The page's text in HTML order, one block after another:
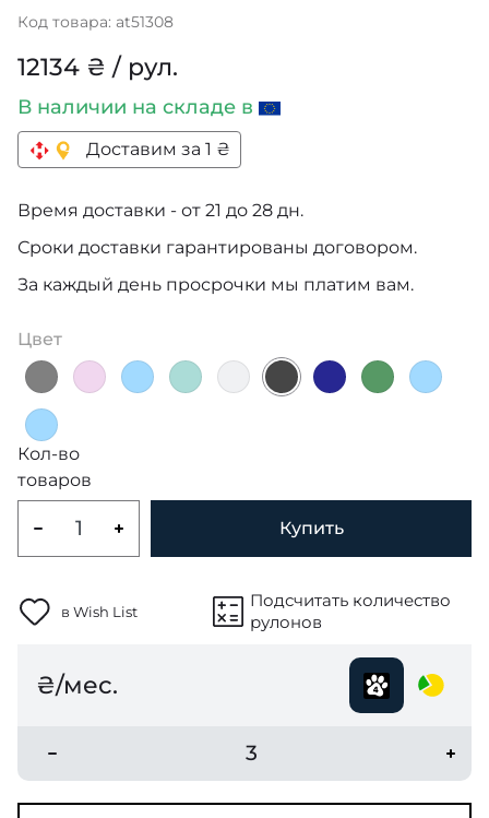
Код товара: at51308
12134 ₴ / рул.
В наличии на складе в
Доставим за 1 ₴
Время доставки - от 21 до 28 дн.
Сроки доставки гарантированы договором.
За каждый день просрочки мы платим вам.
Цвет
Кол-во
товаров
Купить
в Wish List
Подсчитать количество
рулонов
₴/мес.
3